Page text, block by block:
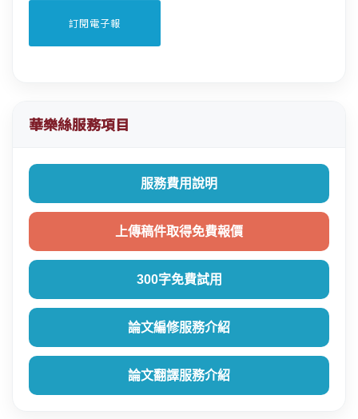
華樂絲服務項目
服務費用說明
上傳稿件取得免費報價
300字免費試用
論文編修服務介紹
論文翻譯服務介紹